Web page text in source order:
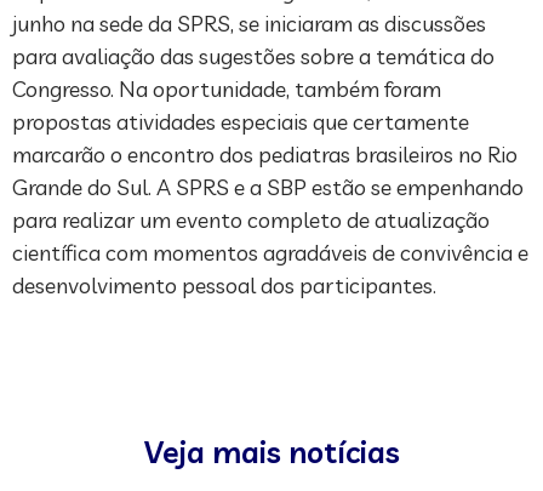
junho na sede da SPRS, se iniciaram as discussões
para avaliação das sugestões sobre a temática do
Congresso. Na oportunidade, também foram
propostas atividades especiais que certamente
marcarão o encontro dos pediatras brasileiros no Rio
Grande do Sul. A SPRS e a SBP estão se empenhando
para realizar um evento completo de atualização
científica com momentos agradáveis de convivência e
desenvolvimento pessoal dos participantes.
Veja mais notícias